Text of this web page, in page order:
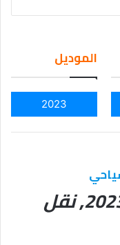
الموديل
2023
ايجار تويوتا هاي اس 2023, نقل